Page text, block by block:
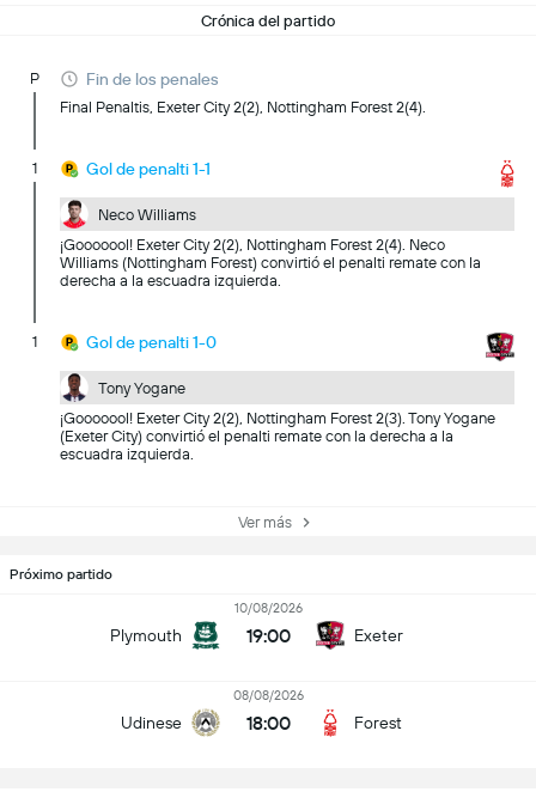
Crónica del partido
P Fin de los penales
Final Penaltis, Exeter City 2(2), Nottingham Forest 2(4).
1 Gol de penalti 1-1
Neco Williams
¡Gooooool! Exeter City 2(2), Nottingham Forest 2(4). Neco
Williams (Nottingham Forest) convirtió el penalti remate con la
derecha a la escuadra izquierda.
1 Gol de penalti 1-0
Tony Yogane
¡Gooooool! Exeter City 2(2), Nottingham Forest 2(3). Tony Yogane
(Exeter City) convirtió el penalti remate con la derecha a la
escuadra izquierda.
Ver más
Próximo partido
Plymouth
10/08/2026
19:00 Exeter
Udinese
08/08/2026
18:00 Forest